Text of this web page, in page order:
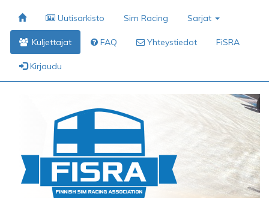
Uutisarkisto Sim Racing Sarjat
Kuljettajat FAQ Yhteystiedot FiSRA
Kirjaudu